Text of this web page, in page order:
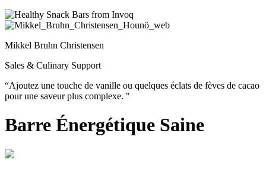
Mikkel Bruhn Christensen
Sales & Culinary Support
“Ajoutez une touche de vanille ou quelques éclats de fèves de cacao
pour une saveur plus complexe. "
Barre Énergétique Saine